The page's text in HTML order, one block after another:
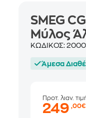
SMEG
Μύλος
ΚΩΔΙΚΟΣ:
Άμεσα
Προτ. λιαν.
249,00€